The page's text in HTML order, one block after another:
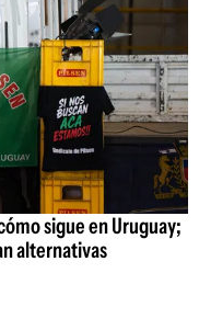
sigue en Uruguay;
alternativas